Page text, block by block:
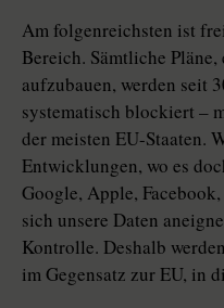
Am folgenreichsten ist
Bereich. Sämtliche
aufzubauen, werden seit
systematisch blockiert –
der meisten EU-Staaten.
Entwicklungen, wo es
Google, Apple,
sich unsere Daten
Kontrolle. Deshalb
im Gegensatz zur EU, in